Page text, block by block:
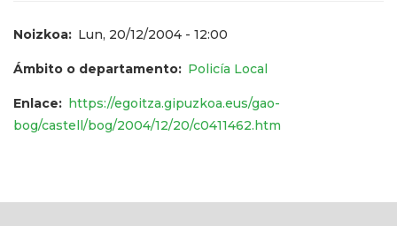
Noizkoa Lun, 20/12/2004 - 12:00
Ámbito o departamento Policía Local
Enlace
https://egoitza.gipuzkoa.eus/gao-
bog/castell/bog/2004/12/20/c0411462.htm